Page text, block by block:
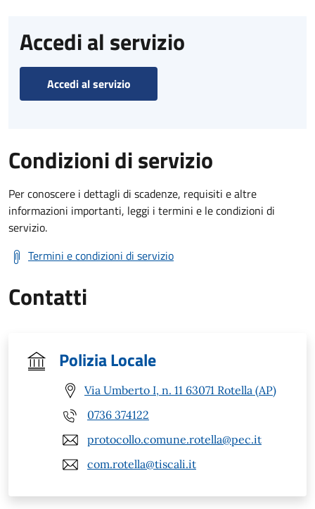
Accedi al servizio
Accedi al servizio
Condizioni di servizio
Per conoscere i dettagli di scadenze, requisiti e altre
informazioni importanti, leggi i termini e le condizioni di
servizio.
Termini e condizioni di servizio
Contatti
Polizia Locale
Via Umberto I, n. 11 63071 Rotella (AP)
0736 374122
protocollo.comune.rotella@pec.it
com.rotella@tiscali.it